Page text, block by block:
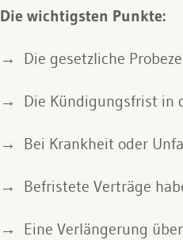
Die wichtigsten Punkte:
Die gesetzliche
Die Kündigungsfrist in
Bei Krankheit oder
Befristete Verträge
Eine Verlängerung